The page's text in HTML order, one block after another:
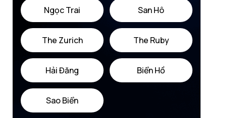
Ngọc Trai San Hô
The Zurich The Ruby
Hải Đăng Biển Hồ
Sao Biển